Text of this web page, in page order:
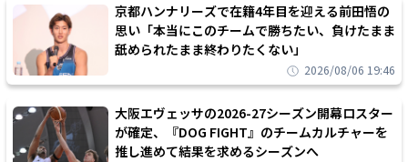
京都ハンナリーズで在籍4年目を迎える前田悟の
思い「本当にこのチームで勝ちたい、負けたまま
舐められたまま終わりたくない」
2026/08/06 19:46
大阪エヴェッサの2026-27シーズン開幕ロスター
が確定、『DOG FIGHT』のチームカルチャーを
推し進めて結果を求めるシーズンへ